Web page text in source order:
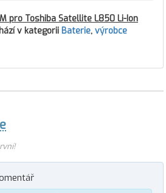
pro Toshiba Satellite L850 Li-Ion
v kategorii Baterie, výrobce